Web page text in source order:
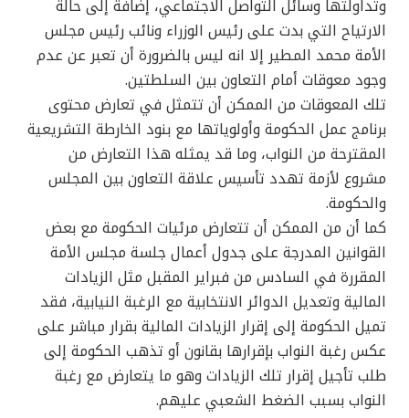
وتداولتها وسائل التواصل الاجتماعي، إضافة إلى حالة
الارتياح التي بدت على رئيس الوزراء ونائب رئيس مجلس
الأمة محمد المطير إلا انه ليس بالضرورة أن تعبر عن عدم
وجود معوقات أمام التعاون بين السلطتين.
تلك المعوقات من الممكن أن تتمثل في تعارض محتوى
برنامج عمل الحكومة وأولوياتها مع بنود الخارطة التشريعية
المقترحة من النواب، وما قد يمثله هذا التعارض من
مشروع لأزمة تهدد تأسيس علاقة التعاون بين المجلس
والحكومة.
كما أن من الممكن أن تتعارض مرئيات الحكومة مع بعض
القوانين المدرجة على جدول أعمال جلسة مجلس الأمة
المقررة في السادس من فبراير المقبل مثل الزيادات
المالية وتعديل الدوائر الانتخابية مع الرغبة النيابية، فقد
تميل الحكومة إلى إقرار الزيادات المالية بقرار مباشر على
عكس رغبة النواب بإقرارها بقانون أو تذهب الحكومة إلى
طلب تأجيل إقرار تلك الزيادات وهو ما يتعارض مع رغبة
النواب بسبب الضغط الشعبي عليهم.